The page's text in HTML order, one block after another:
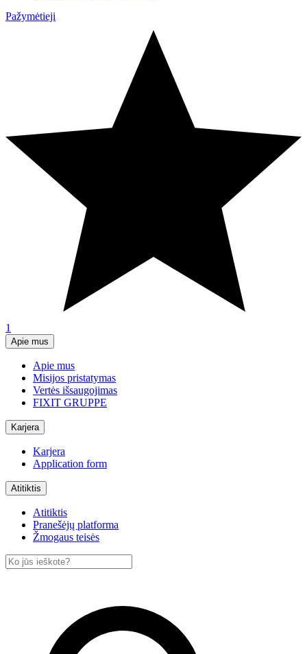
Pažymėtieji
1
Apie mus
Apie mus
Misijos pristatymas
Vertės išsaugojimas
FIXIT GRUPPE
Karjera
Karjera
Application form
Atitiktis
Atitiktis
Pranešėjų platforma
Žmogaus teisės